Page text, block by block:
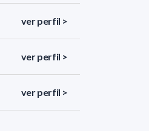
ver perfil >
ver perfil >
ver perfil >